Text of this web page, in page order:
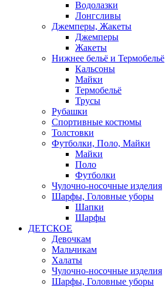
Водолазки
Лонгсливы
Джемперы, Жакеты
Джемперы
Жакеты
Нижнее бельё и Термобельё
Кальсоны
Майки
Термобельё
Трусы
Рубашки
Спортивные костюмы
Толстовки
Футболки, Поло, Майки
Майки
Поло
Футболки
Чулочно-носочные изделия
Шарфы, Головные уборы
Шапки
Шарфы
ДЕТСКОЕ
Девочкам
Мальчикам
Халаты
Чулочно-носочные изделия
Шарфы, Головные уборы